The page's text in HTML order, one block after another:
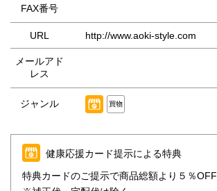
FAX番号
URL http://www.aoki-style.com
メールアド
レス
ジャンル 買物
健康応援カード提示による特典
特典カードのご提示で商品総額より５％OFF